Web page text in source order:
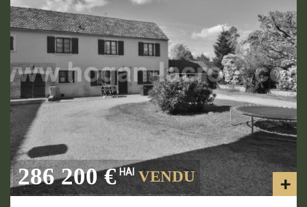
286 200 € HAI VENDU